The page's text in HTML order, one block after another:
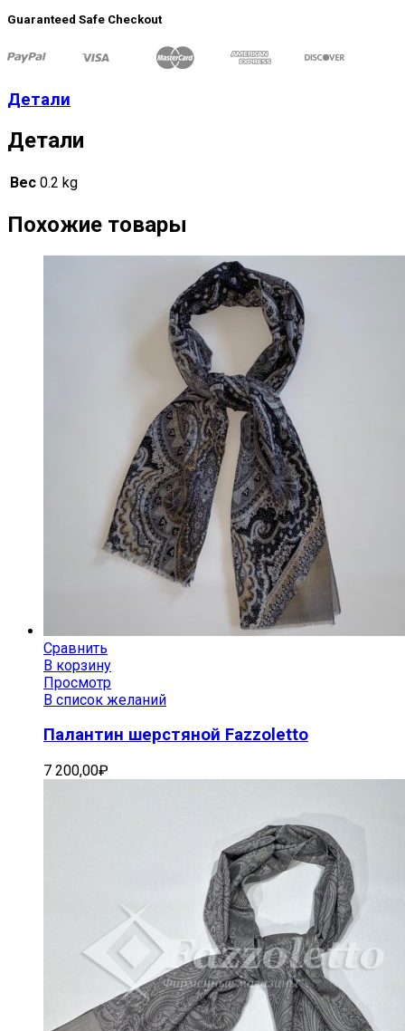
Guaranteed Safe Checkout
Детали
Детали
Вес 0.2 kg
Похожие товары
Сравнить
В корзину
Просмотр
В список желаний
Палантин шерстяной Fazzoletto
7 200,00₽